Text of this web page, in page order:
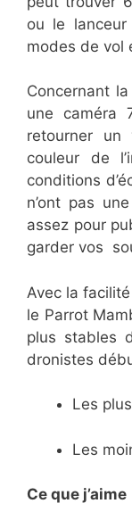
ou le
modes de vol
Concernant
une caméra
retourner
couleur de
conditions
n’ont pas
assez pour
garder vos
Avec la
le Parrot
plus stables
dronistes
Les plus
Les
Ce que j’aime